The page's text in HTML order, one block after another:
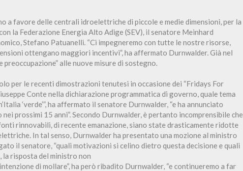
a favore delle centrali idroelettriche di piccole e medie dimensioni, per la
la Federazione Energia Alto Adige (SEV), il senatore Meinhard
Stefano Patuanelli. “Ci impegneremo con tutte le nostre risorse,
ottengano maggiori incentivi”, ha affermato Durnwalder. Già nel
alle nuove misure di sostegno.
per le recenti dimostrazioni tenutesi in occasione dei “Fridays For
Conte nella dichiarazione programmatica di governo, quale tema
‘verde’”, ha affermato il senatore Durnwalder, “e ha annunciato
prossimi 15 anni”. Secondo Durnwalder, è pertanto incomprensibile che
rinnovabili, di recente emanazione, siano state drasticamente ridotte
In tal senso, Durnwalder ha presentato una mozione al ministro
il senatore, “quali motivazioni si celino dietro questa decisione e quali
risposta del ministro non
di mollare”, ha però ribadito Durnwalder, “e continueremo a far